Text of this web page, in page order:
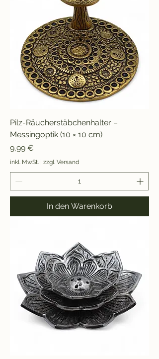
Pilz-Räucherstäbchenhalter –
Messingoptik (10 × 10 cm)
Preis
9,99 €
inkl. MwSt. | zzgl. Versand
In den Warenkorb